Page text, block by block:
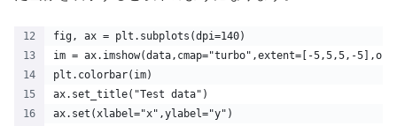
fig, ax = plt.subplots(dpi=140)
im = ax.imshow(data,cmap="turbo",extent=[-5,5,5,-
plt.colorbar(im)
ax.set_title("Test data")
ax.set(xlabel="x",ylabel="y")